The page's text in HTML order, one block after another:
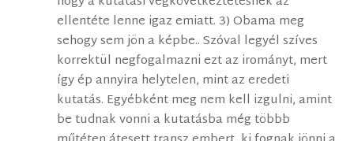
ellentéte lenne igaz emiatt. 3) Obama meg
sehogy sem jön a képbe.. Szóval legyél szíves
korrektül negfogalmazni ezt az irományt, mert
így ép annyira helytelen, mint az eredeti
kutatás. Egyébként meg nem kell izgulni, amint
be tudnak vonni a kutatásba még többb